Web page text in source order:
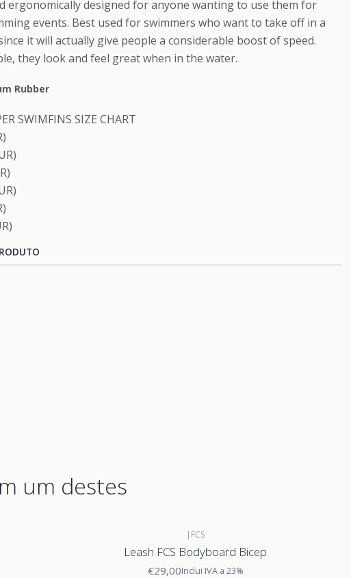
ergonomically designed for anyone wanting to use them for
events. Best used for swimmers who want to take off in a
it will actually give people a considerable boost of speed.
they look and feel great when in the water.
Rubber
SWIMFINS SIZE CHART
um destes
| FCS
Leash FCS Bodyboard Bicep
€29,00Inclui IVA a 23%